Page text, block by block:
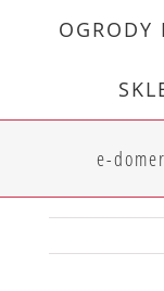
OGRODY
e-